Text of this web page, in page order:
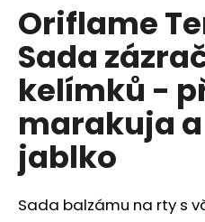
produktu
je
0,0
z
5
hvězdiček.
Oriflame
Sada
kelímků -
marakuja
jablko
Sada balzámu na rty s
r
u
č
u
j
e
m
e
NENESS